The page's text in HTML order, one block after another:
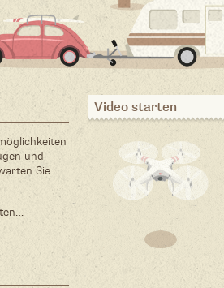
und
Sie
Video starten